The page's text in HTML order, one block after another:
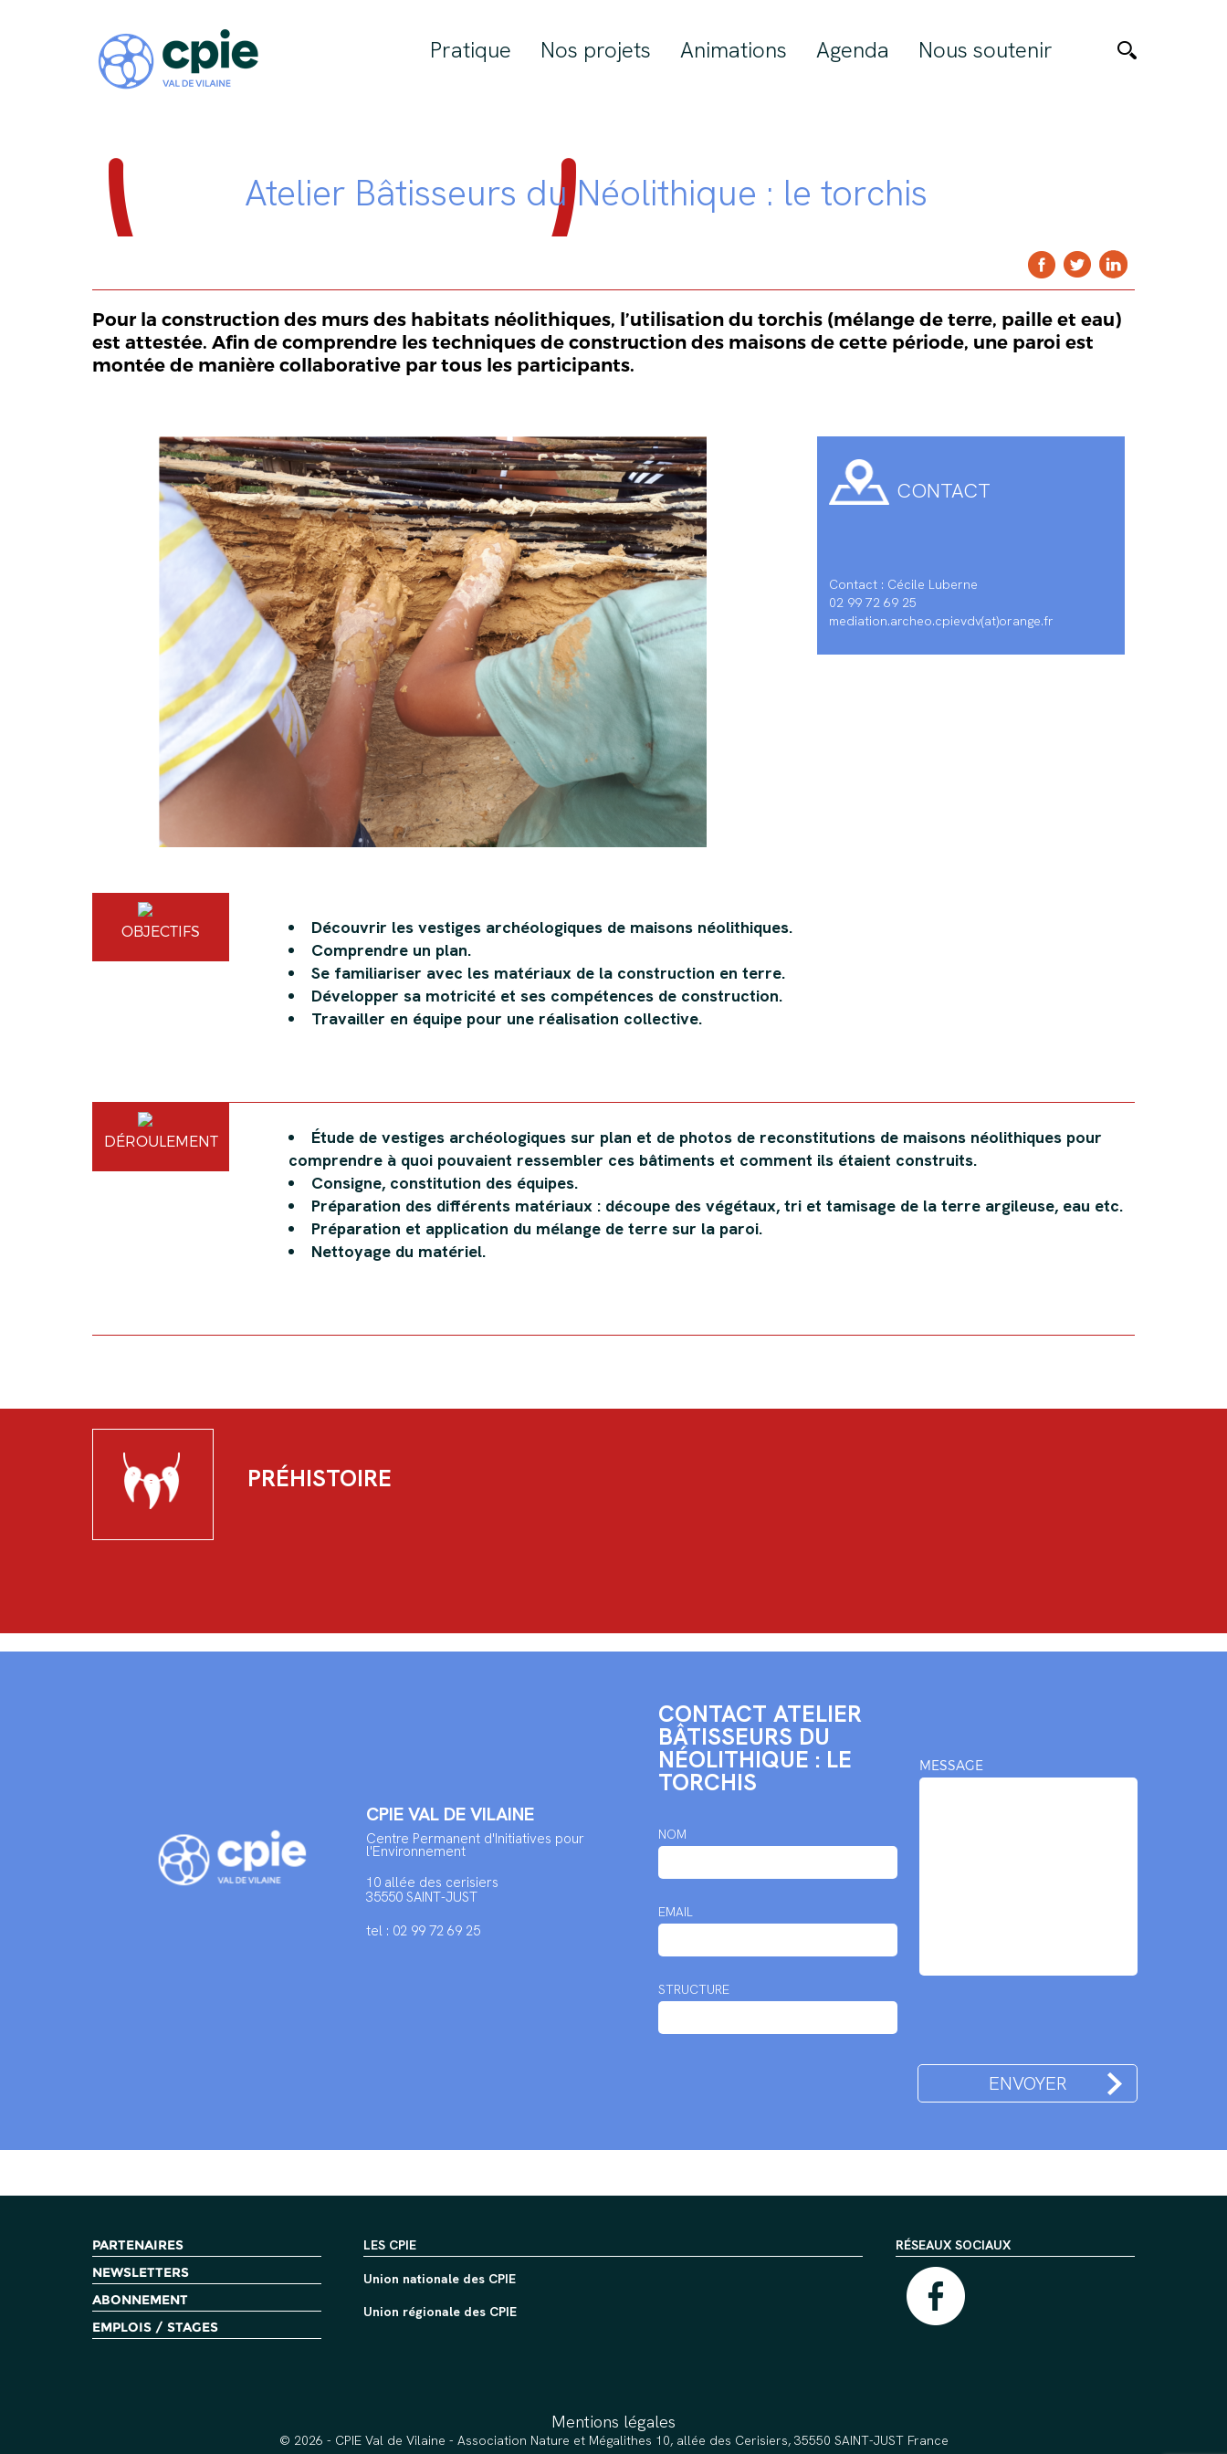
Pratique Nos projets Animations Agenda Nous soutenir
Atelier Bâtisseurs du Néolithique : le torchis
Pour la construction des murs des habitats néolithiques, l’utilisation du torchis (mélange de terre, paille et eau)
est attestée. Afin de comprendre les techniques de construction des maisons de cette période, une paroi est
montée de manière collaborative par tous les participants.
CONTACT
Contact : Cécile Luberne
02 99 72 69 25
mediation.archeo.cpievdv(at)orange.fr
OBJECTIFS
Découvrir les vestiges archéologiques de maisons néolithiques.
Comprendre un plan.
Se familiariser avec les matériaux de la construction en terre.
Développer sa motricité et ses compétences de construction.
Travailler en équipe pour une réalisation collective.
DÉROULEMENT
Étude de vestiges archéologiques sur plan et de photos de reconstitutions de maisons néolithiques pour
comprendre à quoi pouvaient ressembler ces bâtiments et comment ils étaient construits.
Consigne, constitution des équipes.
Préparation des différents matériaux : découpe des végétaux, tri et tamisage de la terre argileuse, eau etc.
Préparation et application du mélange de terre sur la paroi.
Nettoyage du matériel.
PRÉHISTOIRE
CPIE VAL DE VILAINE
Centre Permanent d'Initiatives pour
l'Environnement
10 allée des cerisiers
35550 SAINT-JUST
tel : 02 99 72 69 25
CONTACT ATELIER
BÂTISSEURS DU
NÉOLITHIQUE : LE
TORCHIS
NOM
EMAIL
STRUCTURE
MESSAGE
PARTENAIRES
NEWSLETTERS
ABONNEMENT
EMPLOIS / STAGES
LES CPIE
Union nationale des CPIE
Union régionale des CPIE
RÉSEAUX SOCIAUX
Mentions légales
© 2026 - CPIE Val de Vilaine - Association Nature et Mégalithes 10, allée des Cerisiers, 35550 SAINT-JUST France